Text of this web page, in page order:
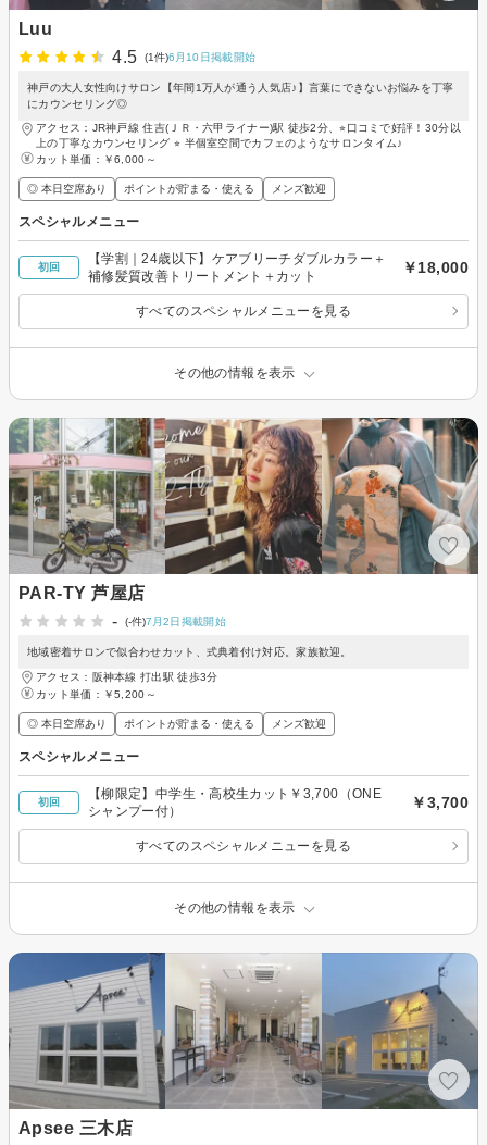
Luu
4.5
(1件)6月10日掲載開始
神戸の大人女性向けサロン【年間1万人が通う人気店♪】言葉にできないお悩みを丁寧
にカウンセリング◎
アクセス：JR神戸線 住吉(ＪＲ・六甲ライナー)駅 徒歩2分、⭐︎口コミで好評！30分以
上の丁寧なカウンセリング ⭐︎ 半個室空間でカフェのようなサロンタイム♪
カット単価： ￥6,000～
◎ 本日空席あり ポイントが貯まる・使える メンズ歓迎
スペシャルメニュー
初回
【学割｜24歳以下】ケアブリーチダブルカラー＋
補修髪質改善トリートメント＋カット
￥18,000
すべてのスペシャルメニューを見る
その他の情報を表示
PAR-TY 芦屋店
-
(-件)7月2日掲載開始
地域密着サロンで似合わせカット、式典着付け対応。家族歓迎。
アクセス：阪神本線 打出駅 徒歩3分
カット単価： ￥5,200～
◎ 本日空席あり ポイントが貯まる・使える メンズ歓迎
スペシャルメニュー
初回
【柳限定】中学生・高校生カット￥3,700（ONE
シャンプー付）
￥3,700
すべてのスペシャルメニューを見る
その他の情報を表示
Apsee 三木店